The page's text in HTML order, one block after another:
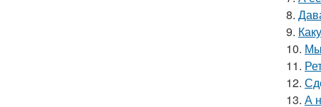
8.
9.
10.
11.
12.
13. А